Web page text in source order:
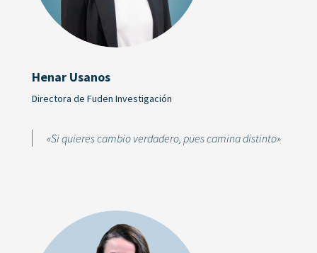
Henar Usanos
Directora de Fuden Investigación
«Si quieres cambio verdadero, pues camina distinto»